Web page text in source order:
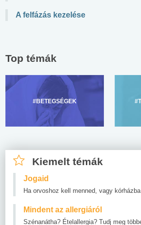
A felfázás kezelése
Top témák
#BETEGSÉGEK
Kiemelt témák
Jogaid
Ha orvoshoz kell menned, vagy
Mindent az allergiáról
Szénanátha? Ételallergia? Tudj meg